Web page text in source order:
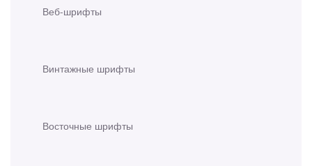
Веб-шрифты
Винтажные шрифты
Восточные шрифты